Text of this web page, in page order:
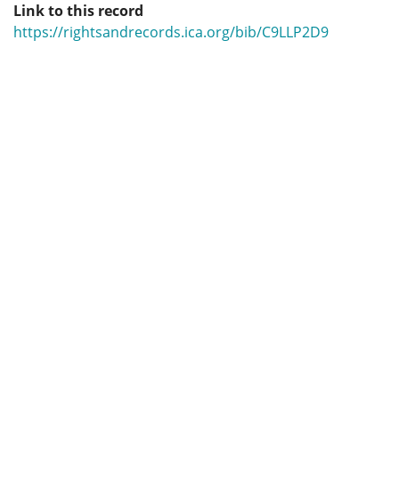
Link to this record
https://rightsandrecords.ica.org/bib/C9LLP2D9